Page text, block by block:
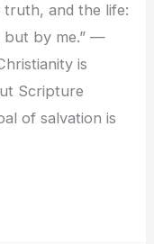
and the life:
but by me.” —
is
Scripture
of salvation is